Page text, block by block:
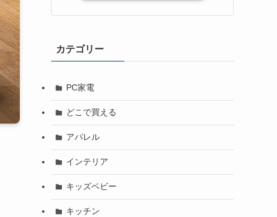
カテゴリー
PC家電
どこで買える
アパレル
インテリア
キッズベビー
キッチン